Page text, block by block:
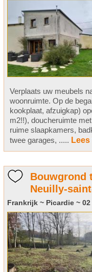
Verplaats uw meubels
woonruimte. Op de
kookplaat, afzuigkap)
m2!!), doucheruimte
ruime slaapkamers,
twee garages, ..... Lees
Bouwgrond
Neuilly-
Frankrijk ~ Picardie ~